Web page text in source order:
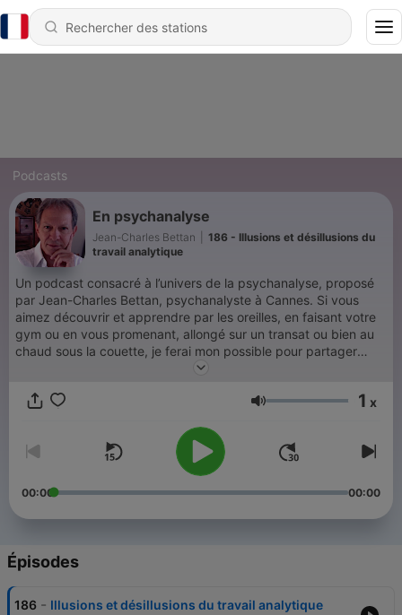
Podcasts
En psychanalyse
Jean-Charles Bettan
186 - Illusions et désillusions du
travail analytique
Un podcast consacré à l’univers de la psychanalyse, proposé
par Jean-Charles Bettan, psychanalyste à Cannes. Si vous
aimez découvrir et apprendre par les oreilles, en faisant votre
gym ou en vous promenant, allongé sur un transat ou bien au
chaud sous la couette, je ferai mon possible pour partager
avec vous toutes les saveurs de la psychanalyse.
Volume 1 x
00:00 00:00
Épisodes
186 - Illusions et désillusions du travail analytique